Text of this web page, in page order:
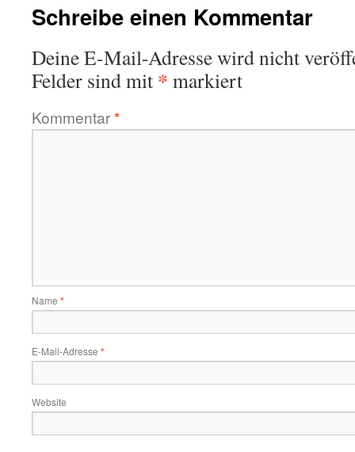
Schreibe einen Kommentar
Deine E-Mail-Adresse wird nicht
Felder sind mit * markiert
Kommentar*
Name *
E-Mail-Adresse *
Website